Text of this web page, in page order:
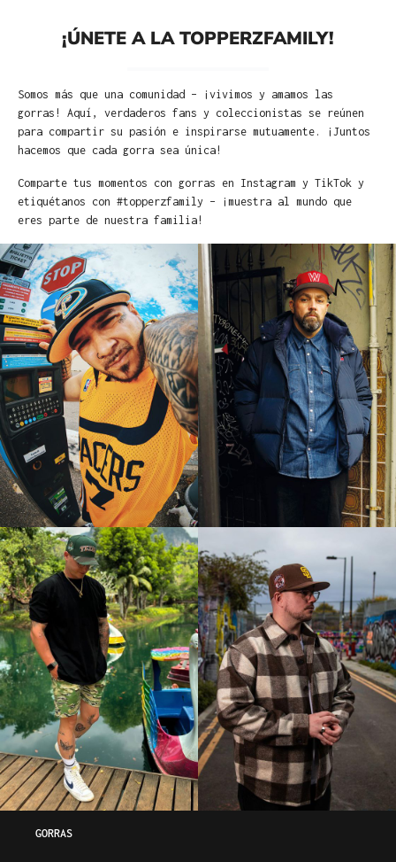
¡ÚNETE A LA TOPPERZFAMILY!
Somos más que una comunidad – ¡vivimos y amamos las
gorras! Aquí, verdaderos fans y coleccionistas se reúnen
para compartir su pasión e inspirarse mutuamente. ¡Juntos
hacemos que cada gorra sea única!
Comparte tus momentos con gorras en Instagram y TikTok y
etiquétanos con #topperzfamily – ¡muestra al mundo que
eres parte de nuestra familia!
GORRAS